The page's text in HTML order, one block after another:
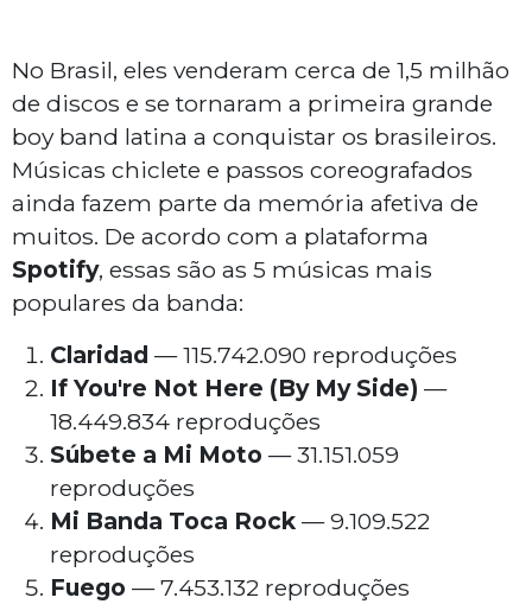
No Brasil, eles venderam cerca de 1,5 milhão
de discos e se tornaram a primeira grande
boy band latina a conquistar os brasileiros.
Músicas chiclete e passos coreografados
ainda fazem parte da memória afetiva de
muitos. De acordo com a plataforma
Spotify, essas são as 5 músicas mais
populares da banda:
Claridad — 115.742.090 reproduções
If You're Not Here (By My Side) —
18.449.834 reproduções
Súbete a Mi Moto — 31.151.059
reproduções
Mi Banda Toca Rock — 9.109.522
reproduções
Fuego — 7.453.132 reproduções